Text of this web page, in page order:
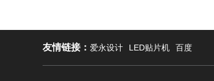
友情链接： 爱永设计 LED贴片机 百度